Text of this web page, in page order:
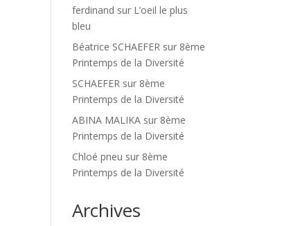
ferdinand sur L’oeil le plus
bleu
Béatrice SCHAEFER sur 8ème
Printemps de la Diversité
SCHAEFER sur 8ème
Printemps de la Diversité
ABINA MALIKA sur 8ème
Printemps de la Diversité
Chloé pneu sur 8ème
Printemps de la Diversité
Archives